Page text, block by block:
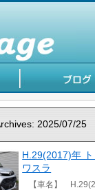
2025/07/25
H.29(2017)年
ワスラ
【車名】